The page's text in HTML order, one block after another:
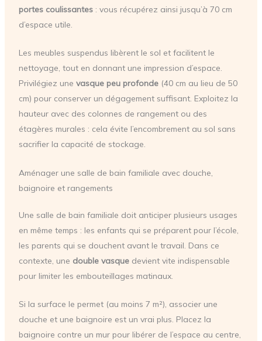
portes coulissantes: vous récupérez ainsi jusqu’à 70 cm
d’espace utile.
Les meubles suspendus libèrent le sol et facilitent le
nettoyage, tout en donnant une impression d’espace.
Privilégiez une vasque peu profonde(40 cm au lieu de 50
cm) pour conserver un dégagement suffisant. Exploitez la
hauteur avec des colonnes de rangement ou des
étagères murales : cela évite l’encombrement au sol sans
sacrifier la capacité de stockage.
Aménager une salle de bain familiale avec douche,
baignoire et rangements
Une salle de bain familiale doit anticiper plusieurs usages
en même temps : les enfants qui se préparent pour l’école,
les parents qui se douchent avant le travail. Dans ce
contexte, une double vasquedevient vite indispensable
pour limiter les embouteillages matinaux.
Si la surface le permet (au moins 7 m²), associer une
douche et une baignoire est un vrai plus. Placez la
baignoire contre un mur pour libérer de l’espace au centre,